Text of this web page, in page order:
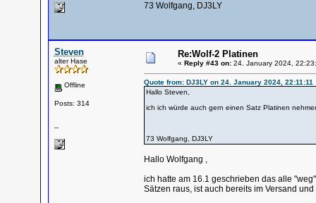
73 Wolfgang, DJ3LY
Steven
alter Hase
Offline
Posts: 314
--
Re:Wolf-2 Platinen
« Reply #43 on:24. January 2024,
Quote from: DJ3LY on 24. January 2024, 22:11:11
Hallo Steven,
ich ich würde auch gern einen Satz Platinen
73 Wolfgang, DJ3LY
Hallo Wolfgang ,
ich hatte am 16.1 geschrieben das alle
Sätzen raus, ist auch bereits im Versand